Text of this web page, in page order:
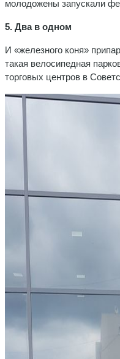
молодожены запускали
5. Два в одном
И «железного коня»
такая велосипедная
торговых центров в